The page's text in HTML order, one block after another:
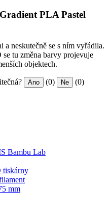
PLA Pastel
neskutečně se s ním vyřádila.
tu změna barvy projevuje
objektech.
Ano (0) Ne (0)
Bambu Lab
tiskárny
mm